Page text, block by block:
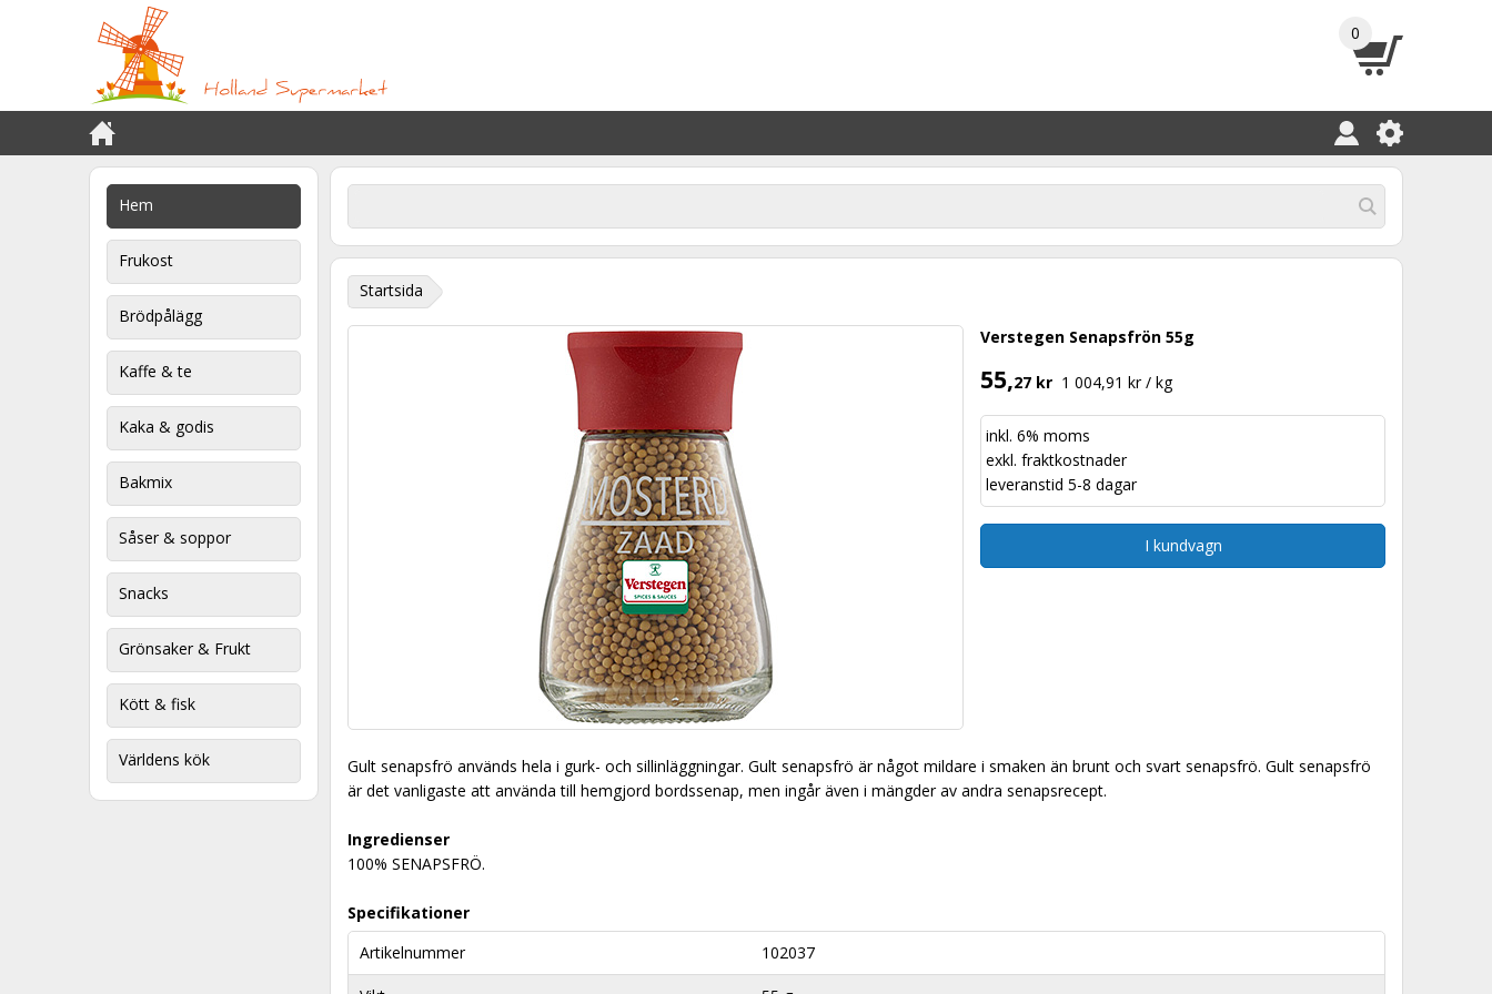
0
Hem
Frukost
Brödpålägg
Kaffe & te
Kaka & godis
Bakmix
Såser & soppor
Snacks
Grönsaker & Frukt
Kött & fisk
Världens kök
Startsida
Verstegen Senapsfrön 55g
55,27 kr 1 004,91 kr / kg
inkl. 6% moms
exkl. fraktkostnader
leveranstid 5-8 dagar
I kundvagn
Gult senapsfrö används hela i gurk- och sillinläggningar. Gult senapsfrö är något mildare i smaken än brunt och svart senapsfrö. Gult senapsfrö
är det vanligaste att använda till hemgjord bordssenap, men ingår även i mängder av andra senapsrecept.
Ingredienser
100% SENAPSFRÖ.
Specifikationer
Artikelnummer
102037